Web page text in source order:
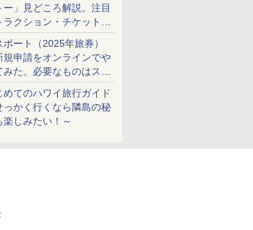
ー」見どころ解説。注目
ラクション・チケット手
来場前に必要な準備は？
ポート（2025年旅券）
規申請をオンラインでや
みた。必要なものはスマ
マイナカードのみ
めてのハワイ旅行ガイド
っかく行くなら隣島の秘
楽しみたい！～